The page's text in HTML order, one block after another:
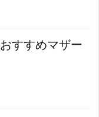
すすめマザー